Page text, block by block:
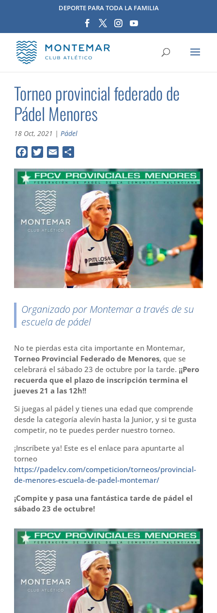
DEPORTE PARA TODA LA FAMILIA
Torneo provincial federado de
Pádel Menores
18 Oct, 2021 |Pádel
c
e
o
k
i
t
t
e
r
a
i
m
p
i
r
Organizado por Montemar a través de su
escuela de pádel
No te pierdas esta cita importante en Montemar,
Torneo Provincial Federadode Menores, que se
celebrará el sábado 23 de octubre por la tarde. ¡¡Pero
recuerda que el plazo de inscripción termina el
jueves 21 a las 12h!!
Si juegas al pádel y tienes una edad que comprende
desde la categoría alevín hasta la Junior, y si te gusta
competir, no te puedes perder nuestro torneo.
¡Inscríbete ya! Este es el enlace para apuntarte al
torneo
https://padelcv.com/competicion/torneos/provincial-
de-menores-escuela-de-padel-montemar/
¡Compite y pasa una fantástica tarde de pádel el
sábado 23 de octubre!